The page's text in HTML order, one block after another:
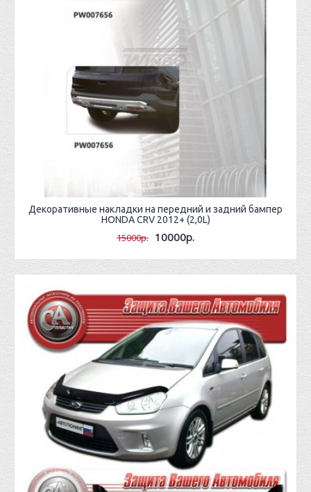
Декоративные накладки на передний и задний бампер
HONDA CRV 2012+ (2,0L)
15000р. 10000р.